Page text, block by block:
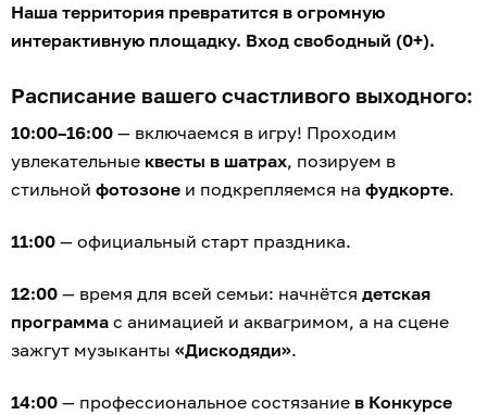
Наша территория превратится в огромную
интерактивную площадку. Вход свободный (0+).
Расписание вашего счастливого выходного:
10:00–16:00 — включаемся в игру! Проходим
увлекательные квесты в шатрах, позируем в
стильной фотозоне и подкрепляемся на фудкорте.
11:00 — официальный старт праздника.
12:00 — время для всей семьи: начнётся детская
программа с анимацией и аквагримом, а на сцене
зажгут музыканты «Дискодяди».
14:00 — профессиональное состязание в Конкурсе